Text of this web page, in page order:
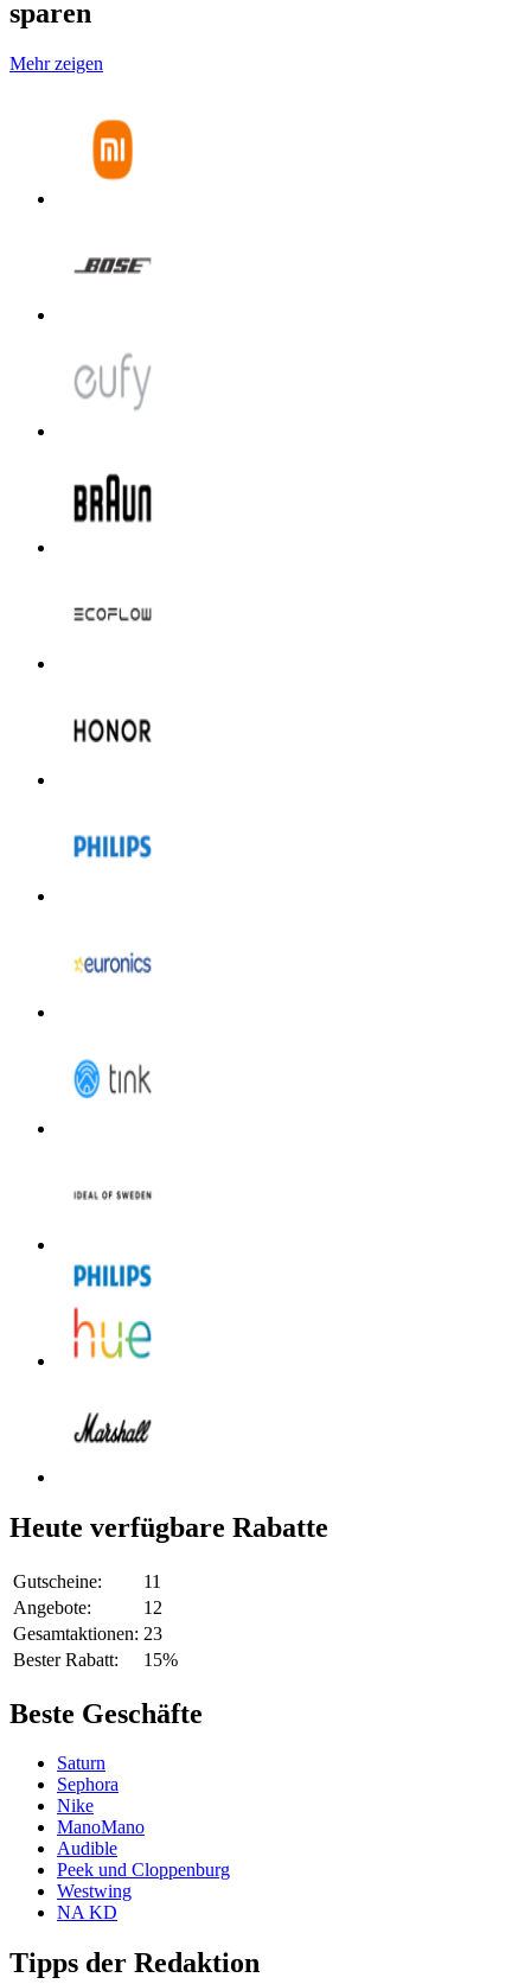
sparen
Mehr zeigen
Heute verfügbare Rabatte
Gutscheine:
11
Angebote:
12
Gesamtaktionen: 23
Bester Rabatt:
15%
Beste Geschäfte
Saturn
Sephora
Nike
ManoMano
Audible
Peek und Cloppenburg
Westwing
NA KD
Tipps der Redaktion